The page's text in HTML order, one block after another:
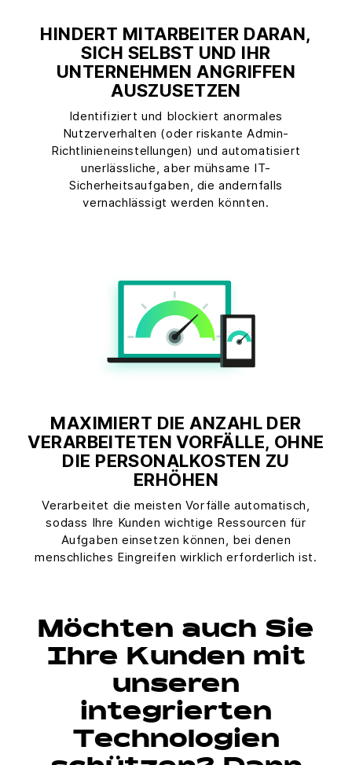
HINDERT MITARBEITER DARAN,
SICH SELBST UND IHR
UNTERNEHMEN ANGRIFFEN
AUSZUSETZEN
Identifiziert und blockiert anormales
Nutzerverhalten (oder riskante Admin-
Richtlinieneinstellungen) und automatisiert
unerlässliche, aber mühsame IT-
Sicherheitsaufgaben, die andernfalls
vernachlässigt werden könnten.
MAXIMIERT DIE ANZAHL DER
VERARBEITETEN VORFÄLLE, OHNE
DIE PERSONALKOSTEN ZU
ERHÖHEN
Verarbeitet die meisten Vorfälle automatisch,
sodass Ihre Kunden wichtige Ressourcen für
Aufgaben einsetzen können, bei denen
menschliches Eingreifen wirklich erforderlich ist.
Möchten auch Sie
Ihre Kunden mit
unseren
integrierten
Technologien